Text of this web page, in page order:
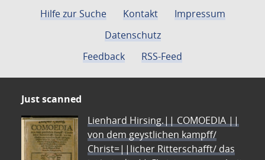
Hilfe zur Suche Kontakt
Impressum
Datenschutz
Feedback
RSS-Feed
Just scanned
Lienhard Hirsing.|| COMOEDIA ||
von dem geystlichen kampff/
Christ=||licher Ritterschafft/ das